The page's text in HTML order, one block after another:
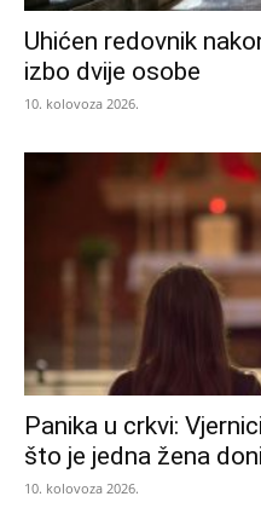
Uhićen redovnik
izbo dvije osobe
10. kolovoza 2026.
Panika u crkvi:
što je jedna žena
10. kolovoza 2026.